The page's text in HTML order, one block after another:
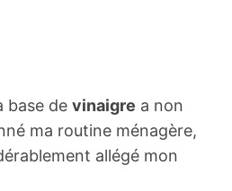
base de vinaigre a non
ma routine ménagère,
allégé mon